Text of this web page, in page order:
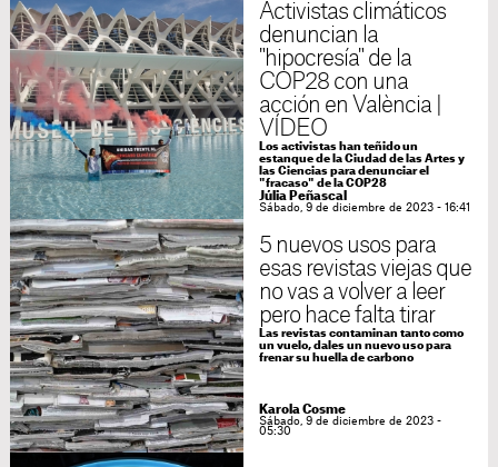
Activistas climáticos
denuncian la
"hipocresía" de la
COP28 con una
acción en València |
VÍDEO
Los activistas han teñido un
estanque de la Ciudad de las Artes y
las Ciencias para denunciar el
"fracaso" de la COP28
Júlia Peñascal
Sábado, 9 de diciembre de 2023 - 16:41
5 nuevos usos para
esas revistas viejas que
no vas a volver a leer
pero hace falta tirar
Las revistas contaminan tanto como
un vuelo, dales un nuevo uso para
frenar su huella de carbono
Karola Cosme
Sábado, 9 de diciembre de 2023 -
05:30